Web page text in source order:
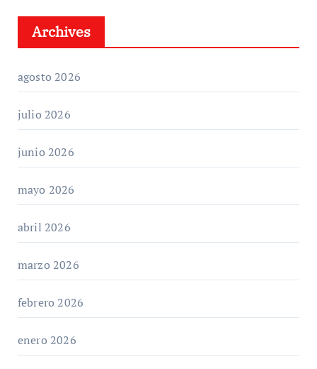
Archives
agosto 2026
julio 2026
junio 2026
mayo 2026
abril 2026
marzo 2026
febrero 2026
enero 2026